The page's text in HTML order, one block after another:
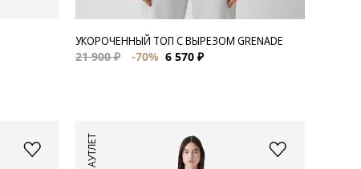
УКОРОЧЕННЫЙ ТОП С ВЫРЕЗОМ GRENADE
21 900 ₽
-70% 6 570 ₽
АУТЛЕТ